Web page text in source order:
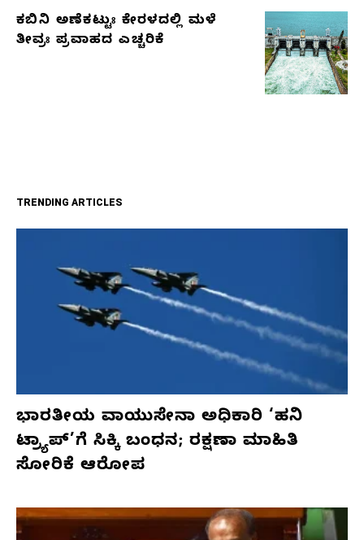
ಕಬಿನಿ ಅಣೆಕಟ್ಟುಃ ಕೇರಳದಲ್ಲಿ ಮಳೆ
ತೀವ್ರಃ ಪ್ರವಾಹದ ಎಚ್ಚರಿಕೆ
TRENDING ARTICLES
ಭಾರತೀಯ ವಾಯುಸೇನಾ ಅಧಿಕಾರಿ ‘ಹನಿ
ಟ್ರ್ಯಾಪ್’ಗೆ ಸಿಕ್ಕಿ ಬಂಧನ; ರಕ್ಷಣಾ ಮಾಹಿತಿ
ಸೋರಿಕೆ ಆರೋಪ